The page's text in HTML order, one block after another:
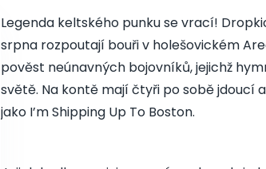
Legenda keltského punku se vrací!
srpna rozpoutají bouři v holešovickém
pověst neúnavných bojovníků, jejichž
světě. Na kontě mají čtyři po sobě jdoucí
jako I’m Shipping Up To Boston.